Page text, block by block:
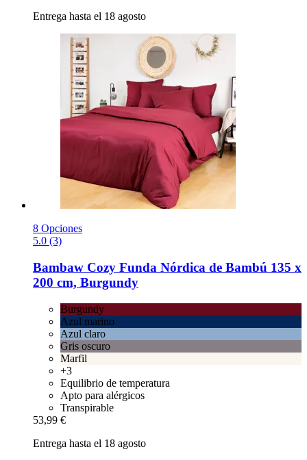
Entrega hasta el 18 agosto
8 Opciones
5.0 (3)
Bambaw Cozy Funda Nórdica de Bambú 135 x
200 cm, Burgundy
Burgundy
Azul marino
Azul claro
Gris oscuro
Marfil
+3
Equilibrio de temperatura
Apto para alérgicos
Transpirable
53,99 €
Entrega hasta el 18 agosto